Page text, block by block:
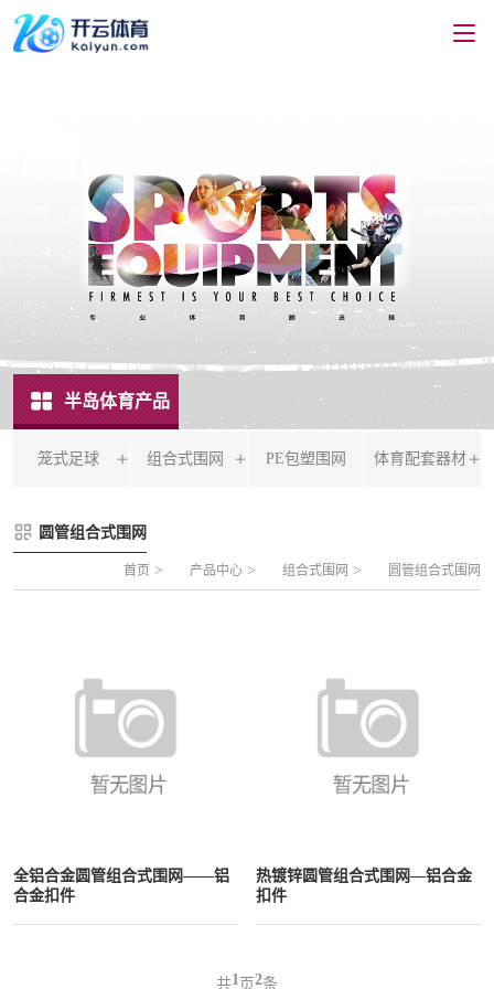
半岛体育产品
笼式足球
FLZ-B 夹芯板笼式足球
FLZ-C 半格栅笼式足球
组合式围网
方管组合式围网
片装组合式围网
PE包塑围网 体育配套器材
圆管组合式围网
首页 > 产品中心 > 组合式围网 > 圆管组合式围网
全铝合金圆管组合式围网——铝
合金扣件
热镀锌圆管组合式围网—铝合金
扣件
共1 页2条